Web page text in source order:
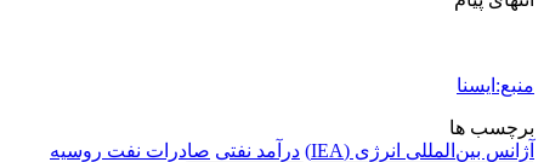
منبع:ایسنا
برچسب ها
آژانس بین‌المللی انرژی (IEA)
درآمد نفتی صادرات نفت روسیه